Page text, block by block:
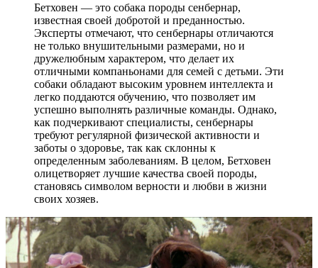
Бетховен — это собака породы сенбернар,
известная своей добротой и преданностью.
Эксперты отмечают, что сенбернары отличаются
не только внушительными размерами, но и
дружелюбным характером, что делает их
отличными компаньонами для семей с детьми. Эти
собаки обладают высоким уровнем интеллекта и
легко поддаются обучению, что позволяет им
успешно выполнять различные команды. Однако,
как подчеркивают специалисты, сенбернары
требуют регулярной физической активности и
заботы о здоровье, так как склонны к
определенным заболеваниям. В целом, Бетховен
олицетворяет лучшие качества своей породы,
становясь символом верности и любви в жизни
своих хозяев.